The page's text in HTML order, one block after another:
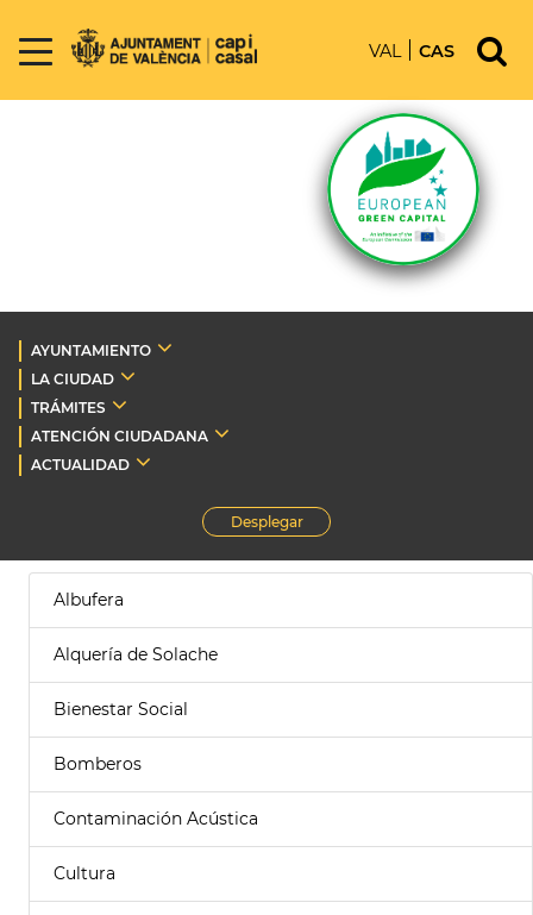
VAL CAS
AYUNTAMIENTO
LA CIUDAD
TRÁMITES
ATENCIÓN CIUDADANA
ACTUALIDAD
Desplegar
Albufera
Alquería de Solache
Bienestar Social
Bomberos
Contaminación Acústica
Cultura